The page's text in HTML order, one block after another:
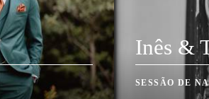
Inês &
SESSÃO DE